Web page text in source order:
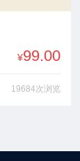
¥99.00
19684次浏览